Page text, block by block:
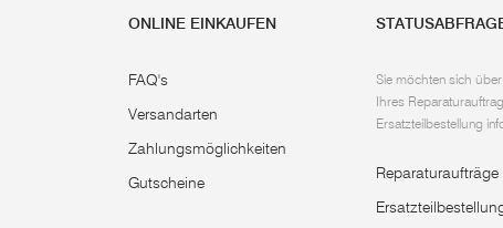
ONLINE EINKAUFEN
FAQ's
Versandarten
Zahlungsmöglichkeiten
Gutscheine
Sie möchten sich
Ihres
Ersatzteilbestellung
Reparaturaufträge